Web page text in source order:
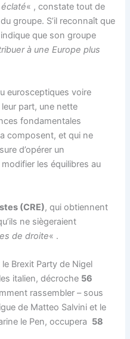
« , constate tout de
groupe. S’il reconnaît que
que son groupe
à une Europe plus
eurosceptiques voire
part, une nette
fondamentales
composent, et qui ne
d’opérer un
les équilibres au
(CRE), qui obtiennent
ne siègeraient
de droite« .
Brexit Party de Nigel
italien, décroche 56
rassembler – sous
de Matteo Salvini et le
le Pen, occupera 58